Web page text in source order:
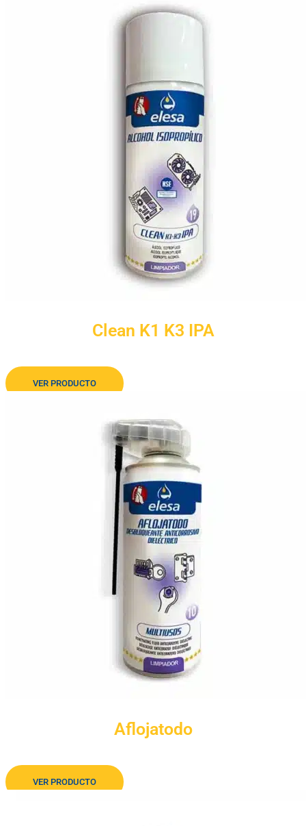
Clean K1 K3 IPA
Alcohol isopropílico
VER PRODUCTO
Aflojatodo
Desbloqueante anticorrosivo dieléctrico
VER PRODUCTO